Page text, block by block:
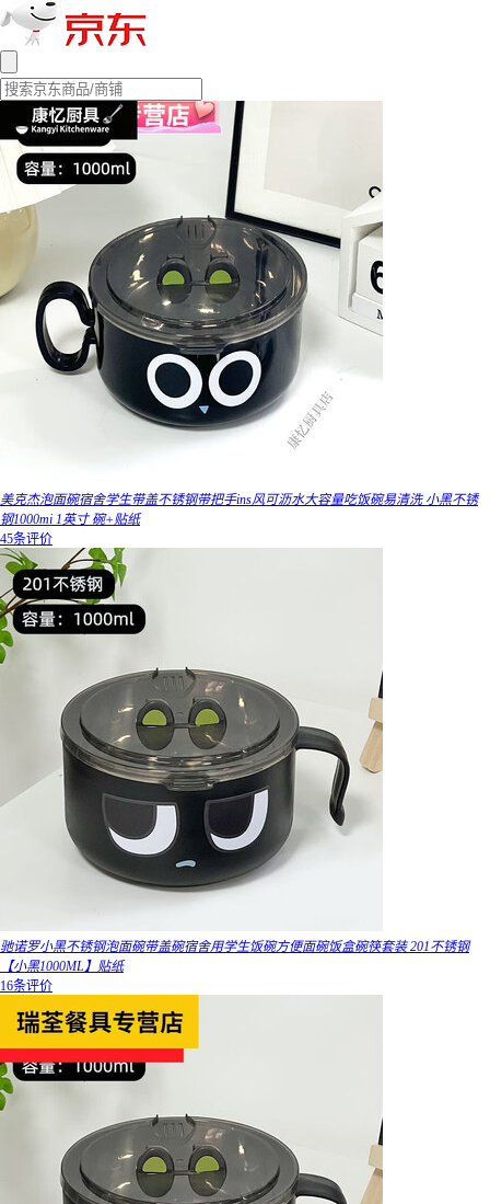
美克杰泡面碗宿舍学生带盖不锈钢带把手ins风可沥水大容量吃饭碗易清洗 小黑不锈
钢1000mi 1英寸 碗+贴纸
45条评价
驰诺罗小黑不锈钢泡面碗带盖碗宿舍用学生饭碗方便面碗饭盒碗筷套装 201不锈钢
【小黑1000ML】贴纸
16条评价